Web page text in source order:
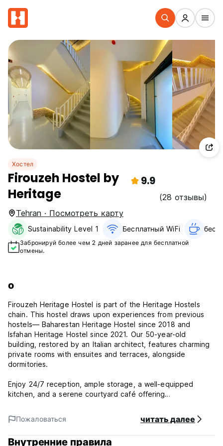
Хостел
Firouzeh Hostel by
Heritage
9.9
(28 отзывы)
Tehran · Посмотреть карту
Sustainability Level 1 Бесплатный WiFi
Забронируй более чем 2 дней заранее для бесплатной
отмены.
о
Firouzeh Heritage Hostel is part of the Heritage Hostels
chain. This hostel draws upon experiences from previous
hostels— Baharestan Heritage Hostel since 2018 and
Isfahan Heritage Hostel since 2021. Our 50-year-old
building, restored by an Italian architect, features charming
private rooms with ensuites and terraces, alongside
dormitories.
Enjoy 24/7 reception, ample storage, a well-equipped
kitchen, and a serene courtyard café offering
breakfast. Only a 5 to 10-minute walk to Tehran's metro and
bus lines, with secure parking for bicycles and motorcycles.
Turquoise accents celebrating Iran's gemstone heritage
adorn the hostel. Our friendly, multilingual staff ensures a
Пожаловаться читать далее
Внутренние правила